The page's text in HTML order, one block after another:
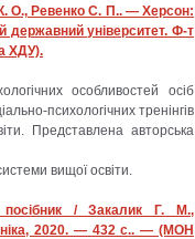
К. О., Ревенко С. П.. — Херсон:
університет. Ф-т
ХДУ).
особливостей осіб
психологічних тренінгів
Представлена авторська
вищої освіти.
посібник / Закалик Г. М.,
2020. — 432 с.. — (МОН